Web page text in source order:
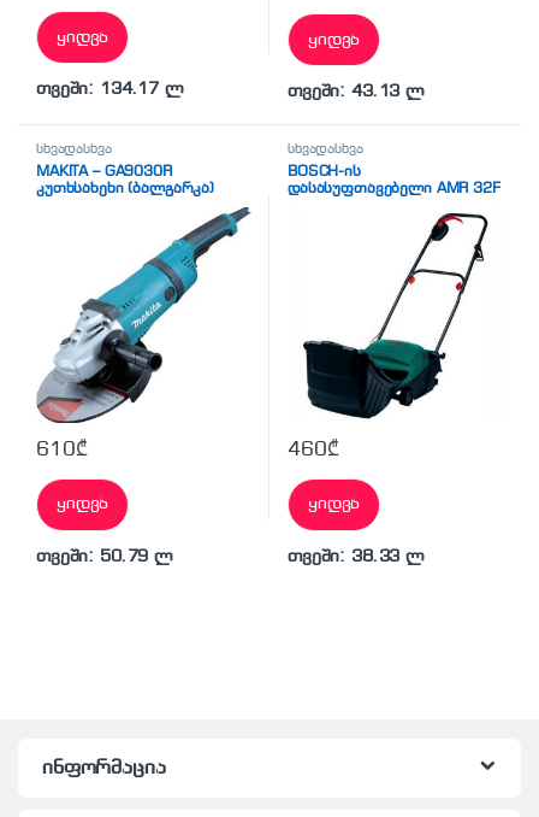
ყიდვა
თვეში: 134.17 ლ
ყიდვა
თვეში: 43.13 ლ
სხვადასხვა
MAKITA – GA9030R
კუთხსახეხი (ბალგარკა)
610₾
ყიდვა
თვეში: 50.79 ლ
სხვადასხვა
BOSCH-ის
დასასუფთავებელი AMR 32F
460₾
ყიდვა
თვეში: 38.33 ლ
ინფორმაცია